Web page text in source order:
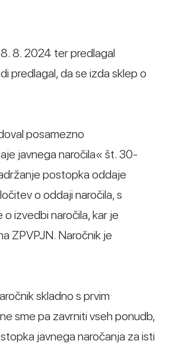
8. 2024 ter predlagal
predlagal, da se izda sklep o
posamezno
javnega naročila« št. 30-
postopka oddaje
o oddaji naročila, s
izvedbi naročila, kar je
ZPVPJN. Naročnik je
skladno s prvim
sme pa zavrniti vseh ponudb,
javnega naročanja za isti